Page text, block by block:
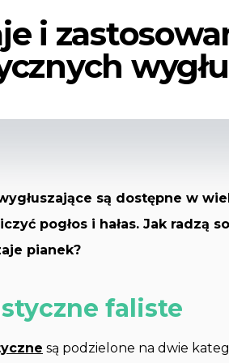
i
są dostępne w
pogłos i hałas. Jak radzą
pianek?
faliste
są podzielone na dwie